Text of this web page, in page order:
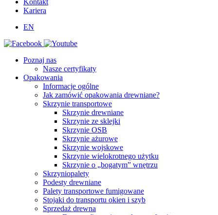
Kontakt
Kariera
EN
Poznaj nas
Nasze certyfikaty
Opakowania
Informacje ogólne
Jak zamówić opakowania drewniane?
Skrzynie transportowe
Skrzynie drewniane
Skrzynie ze sklejki
Skrzynie OSB
Skrzynie ażurowe
Skrzynie wojskowe
Skrzynie wielokrotnego użytku
Skrzynie o „bogatym” wnętrzu
Skrzyniopalety
Podesty drewniane
Palety transportowe fumigowane
Stojaki do transportu okien i szyb
Sprzedaż drewna